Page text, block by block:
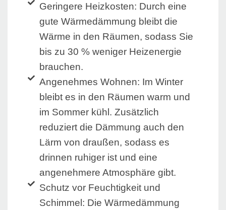
Geringere Heizkosten: Durch eine
gute Wärmedämmung bleibt die
Wärme in den Räumen, sodass Sie
bis zu 30 % weniger Heizenergie
brauchen.
Angenehmes Wohnen: Im Winter
bleibt es in den Räumen warm und
im Sommer kühl. Zusätzlich
reduziert die Dämmung auch den
Lärm von draußen, sodass es
drinnen ruhiger ist und eine
angenehmere Atmosphäre gibt.
Schutz vor Feuchtigkeit und
Schimmel: Die Wärmedämmung